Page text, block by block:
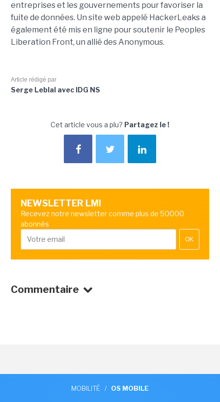
entreprises et les gouvernements pour favoriser la
fuite de données. Un site web appelé HackerLeaks a
également été mis en ligne pour soutenir le Peoples
Liberation Front, un allié des Anonymous.
Article rédigé par
Serge Leblal avec IDG NS
Cet article vous a plu? Partagez le !
NEWSLETTER LMI
Recevez notre newsletter comme plus de 50000
abonnés
OK
Commentaire
MOBILITÉ / OS MOBILE